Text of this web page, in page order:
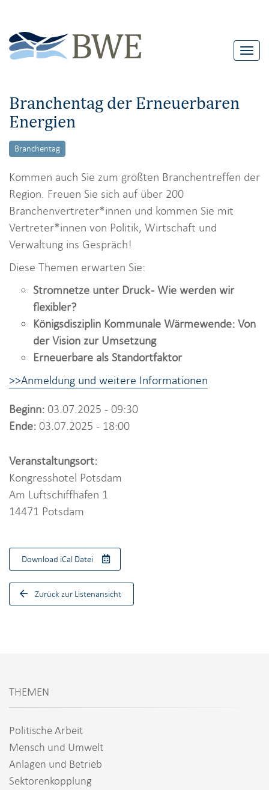
T
a
Branchentag der Erneuerbaren
Energien
Branchentag
Kommen auch Sie zum größten Branchentreffen der
Region. Freuen Sie sich auf über 200
Branchenvertreter*innen und kommen Sie mit
Vertreter*innen von Politik, Wirtschaft und
Verwaltung ins Gespräch!
Diese Themen erwarten Sie:
Stromnetze unter Druck - Wie werden wir
flexibler?
Königsdisziplin Kommunale Wärmewende: Von
der Vision zur Umsetzung
Erneuerbare als Standortfaktor
>>Anmeldung und weitere Informationen
Beginn: 03.07.2025 - 09:30
Ende: 03.07.2025 - 18:00
Veranstaltungsort:
Kongresshotel Potsdam
Am Luftschiffhafen 1
14471 Potsdam
Download iCal Datei
Zurück zur Listenansicht
THEMEN
Politische Arbeit
Mensch und Umwelt
Anlagen und Betrieb
Sektorenkopplung